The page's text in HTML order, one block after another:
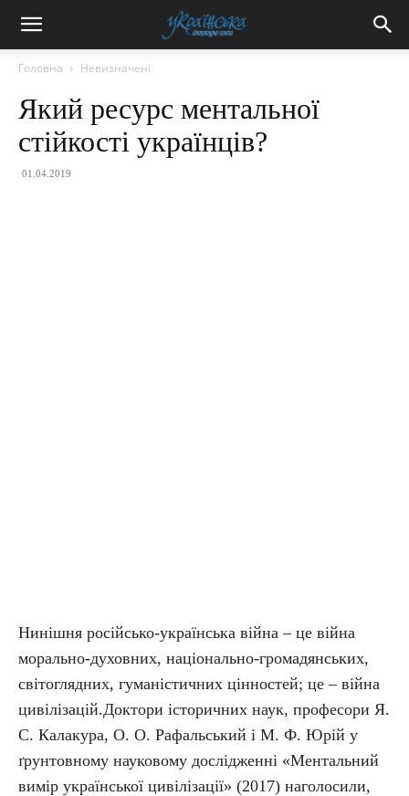
Головна Невизначені
Який ресурс ментальної
стійкості українців?
01.04.2019
Нинішня російсько-українська війна – це війна
морально-духовних, національно-громадянських,
світоглядних, гуманістичних цінностей; це – війна
цивілізацій.Доктори історичних наук, професори Я.
С. Калакура, О. О. Рафальський і М. Ф. Юрій у
ґрунтовному науковому дослідженні «Ментальний
вимір української цивілізації» (2017) наголосили,